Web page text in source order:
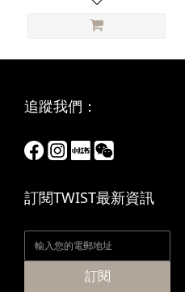
追蹤我們：
訂閱TWIST最新資訊
訂閱